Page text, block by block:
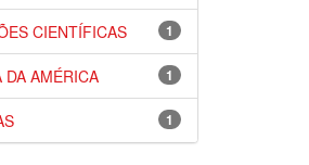
1
CIENTÍFICAS
1
DA AMÉRICA
1